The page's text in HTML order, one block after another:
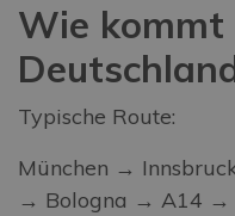
Wie kommt
Typische Route:
München →
→ Bologna → A14 →